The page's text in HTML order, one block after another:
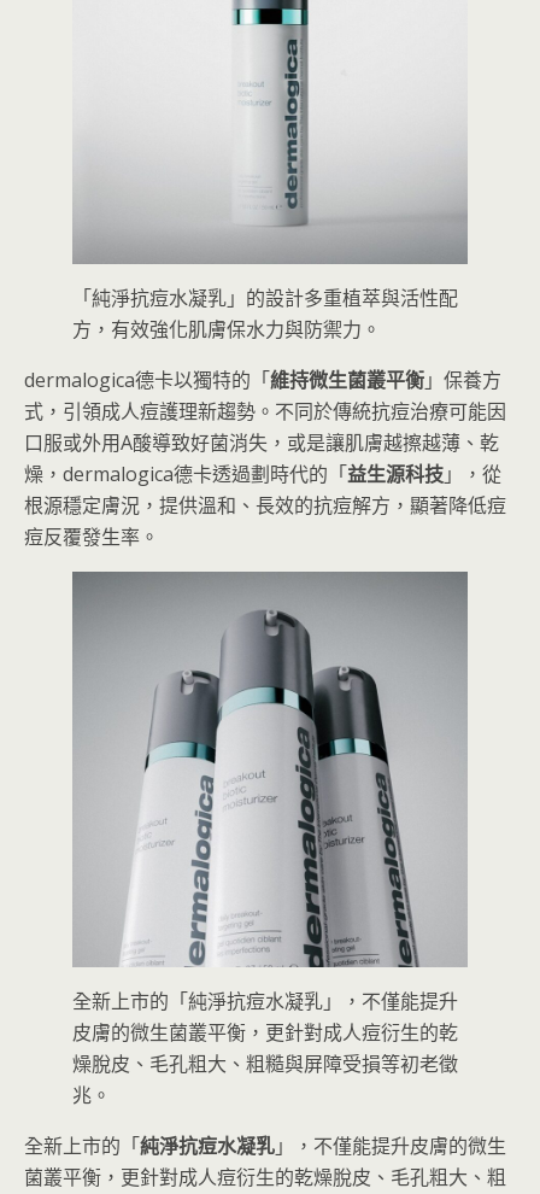
「純淨抗痘水凝乳」的設計多重植萃與活性配
方，有效強化肌膚保水力與防禦力。
dermalogica德卡以獨特的「維持微生菌叢平衡」保養方
式，引領成人痘護理新趨勢。不同於傳統抗痘治療可能因
口服或外用A酸導致好菌消失，或是讓肌膚越擦越薄、乾
燥，dermalogica德卡透過劃時代的「益生源科技」，從
根源穩定膚況，提供溫和、長效的抗痘解方，顯著降低痘
痘反覆發生率。
全新上市的「純淨抗痘水凝乳」，不僅能提升
皮膚的微生菌叢平衡，更針對成人痘衍生的乾
燥脫皮、毛孔粗大、粗糙與屏障受損等初老徵
兆。
全新上市的「純淨抗痘水凝乳」，不僅能提升皮膚的微生
菌叢平衡，更針對成人痘衍生的乾燥脫皮、毛孔粗大、粗